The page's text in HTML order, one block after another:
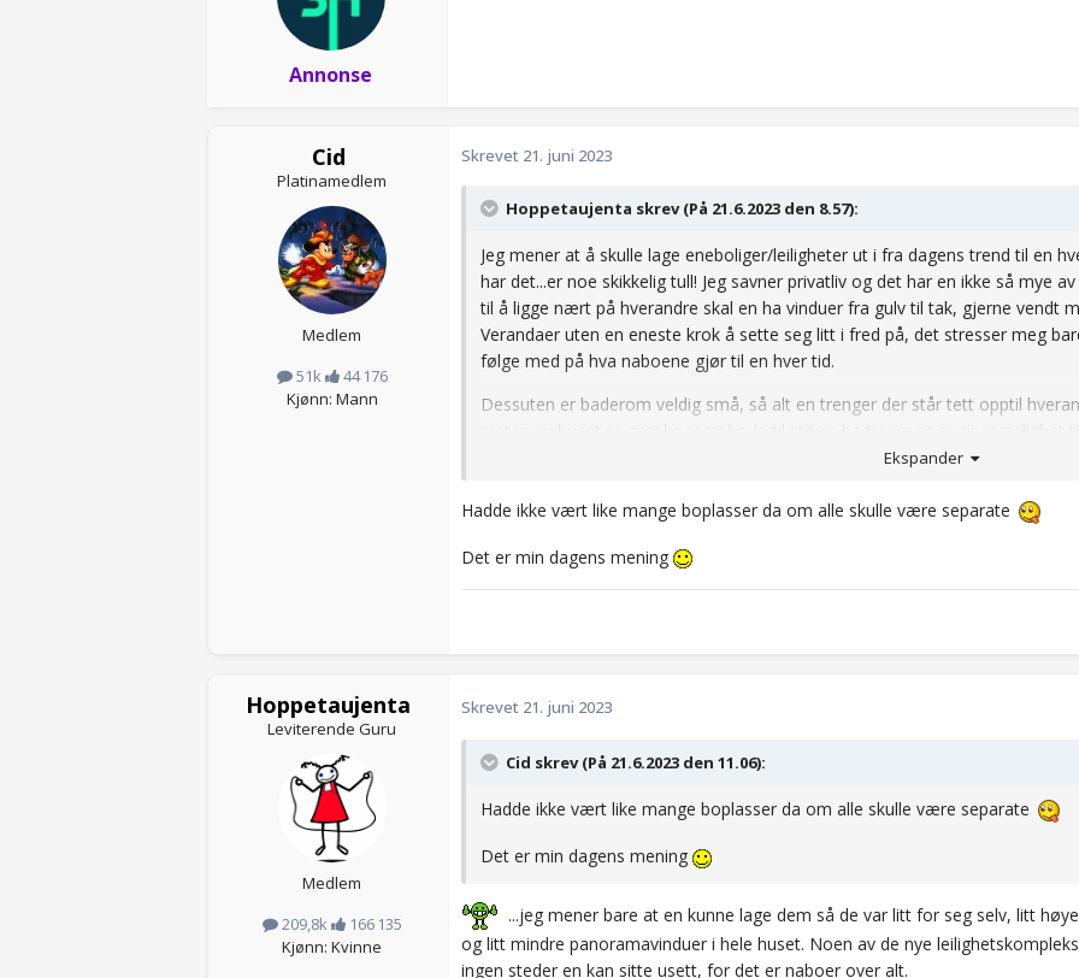
Annonse
Cid
Platinamedlem
Medlem
51k
44 176
Kjønn: Mann
Skrevet 21. juni 2023
Hoppetaujenta skrev (På 21.6.2023 den 8.57):
Jeg mener at å skulle lage eneboliger/leiligheter ut i fra dagens trend til en
har det...er noe skikkelig tull! Jeg savner privatliv og det har en ikke så mye
til å ligge nært på hverandre skal en ha vinduer fra gulv til tak, gjerne vendt
Verandaer uten en eneste krok å sette seg litt i fred på, det stresser meg
følge med på hva naboene gjør til en hver tid.
Dessuten er baderom veldig små, så alt en trenger der står tett opptil
Joda, alle skal få velge det de vil ha selv, men jeg syns at vi blir gjetet som
tegningene tvinger på oss.
Slik skal det være for det er fint....vel; jeg vil ikke ha det!
Ekspander
Hadde ikke vært like mange boplasser da om alle skulle være separate
Det er min dagens mening
Hoppetaujenta
Leviterende Guru
Medlem
209,8k
166 135
Kjønn: Kvinne
Skrevet 21. juni 2023
Cid skrev (På 21.6.2023 den 11.06):
Hadde ikke vært like mange boplasser da om alle skulle være separate
Det er min dagens mening
...jeg mener bare at en kunne lage dem så de var litt for seg selv, litt
og litt mindre panoramavinduer i hele huset. Noen av de nye
ingen steder en kan sitte usett, for det er naboer over alt.